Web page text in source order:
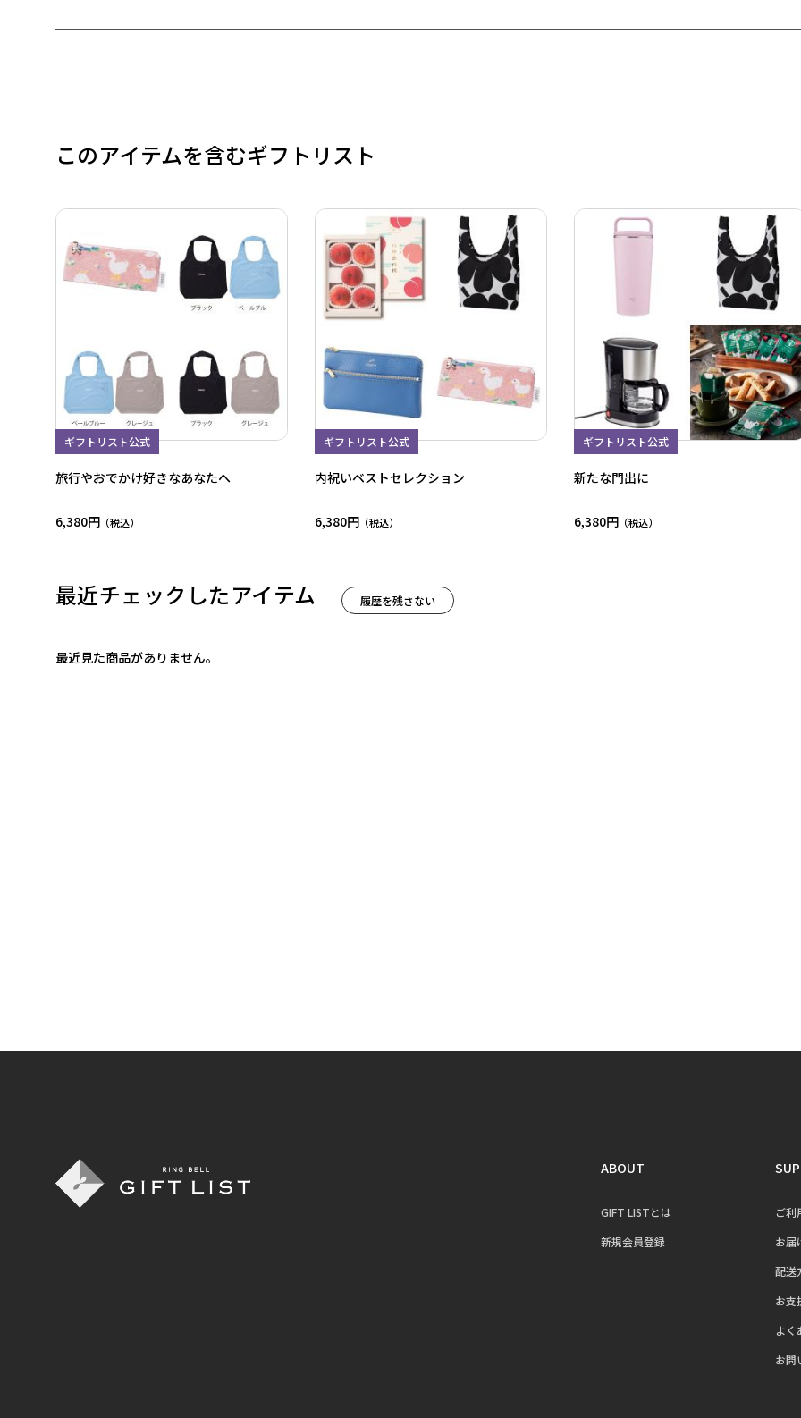
このアイテムを含むギフトリスト
ギフトリスト公式
旅行やおでかけ好きなあなたへ
6,380円
ギフトリスト公式
内祝いベストセレクション
6,380円
ギフトリスト公式
新たな門出に
6,380円
最近チェックしたアイテム
最近見た商品がありません。
履歴を残さない
ABOUT
GIFT LISTとは
新規会員登録
ご利
お届
配送
お支
よく
お問